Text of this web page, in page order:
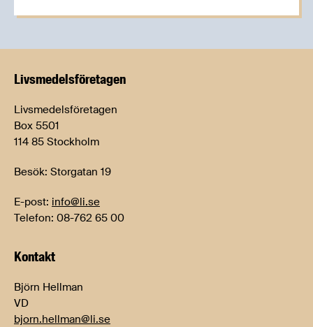
Livsmedels­företagen
Livsmedelsföretagen
Box 5501
114 85 Stockholm
Besök: Storgatan 19
E-post: info@li.se
Telefon: 08-762 65 00
Kontakt
Björn Hellman
VD
bjorn.hellman@li.se